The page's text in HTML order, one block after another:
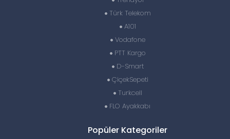
Türk Telekom
A101
Vodafone
PTT Kargo
D-Smart
ÇiçekSepeti
Turkcell
FLO Ayakkabı
Popüler Kategoriler